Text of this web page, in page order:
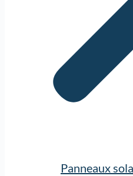
Panneaux